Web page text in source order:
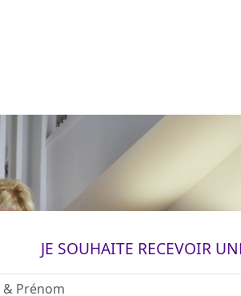
JE SOUHAITE RECEVOIR